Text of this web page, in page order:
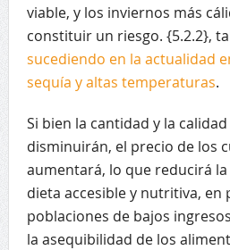
viable, y los inviernos más
constituir un riesgo. {5.2.2},
sucediendo en la actualidad
sequía y altas temperaturas.
Si bien la cantidad y la
disminuirán, el precio de los
aumentará, lo que reducirá
dieta accesible y nutritiva, en
poblaciones de bajos
la asequibilidad de los